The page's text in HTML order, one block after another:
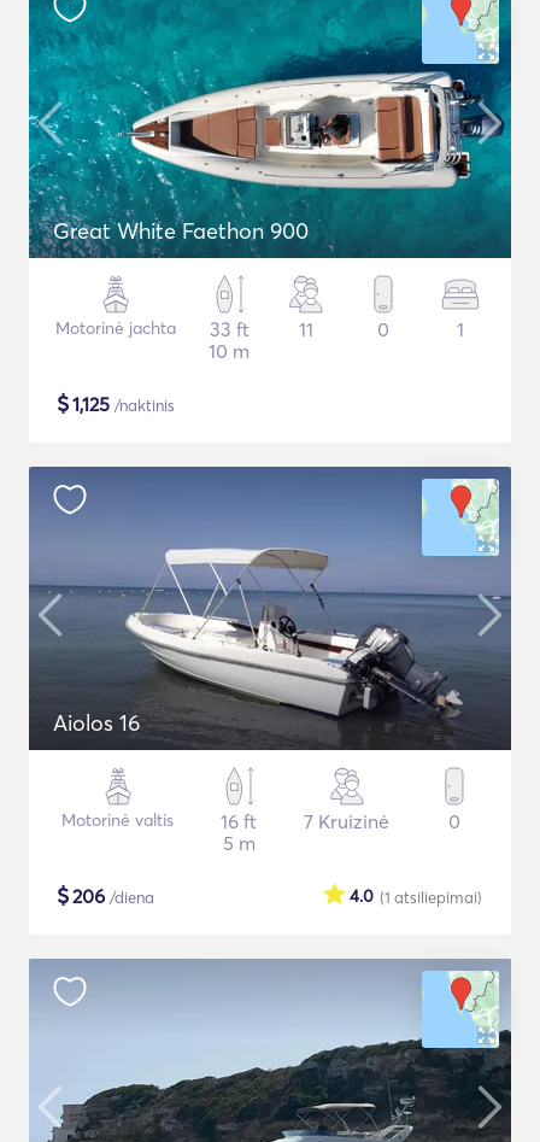
Great White Faethon 900
Motorinė jachta
33 ft
10 m
11 0 1
$1,125 /naktinis
Aiolos 16
Motorinė valtis
16 ft
5 m
7 Kruizinė 0
$206 /diena (1 atsiliepimai)
4.0